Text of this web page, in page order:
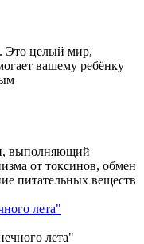
Это целый мир,
вашему ребёнку
выполняющий
от токсинов, обмен
питательных веществ
лета"